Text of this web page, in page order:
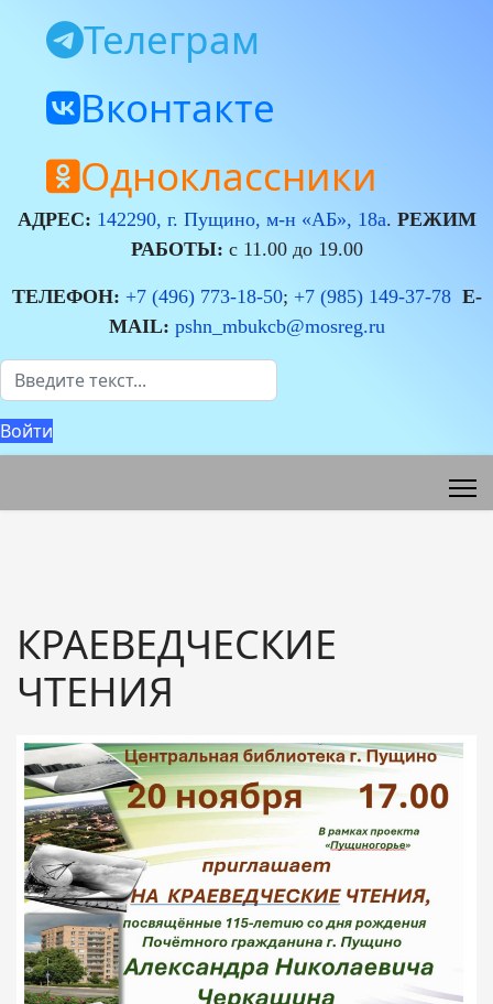
Телеграм
Вконтакте
Одноклассники
АДРЕС: 142290, г. Пущино, м-н «АБ», 18а. РЕЖИМ
РАБОТЫ: с 11.00 до 19.00
ТЕЛЕФОН: +7 (496) 773-18-50; +7 (985) 149-37-78 E-
MAIL: pshn_mbukcb@mosreg.ru
Поиск
Войти
КРАЕВЕДЧЕСКИЕ
ЧТЕНИЯ